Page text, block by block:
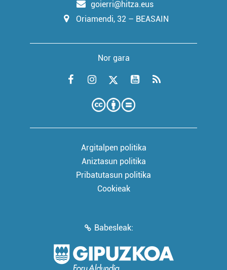
goierri@hitza.eus
Oriamendi, 32 – BEASAIN
Nor gara
Argitalpen politika
Aniztasun politika
Pribatutasun politika
Cookieak
Babesleak: